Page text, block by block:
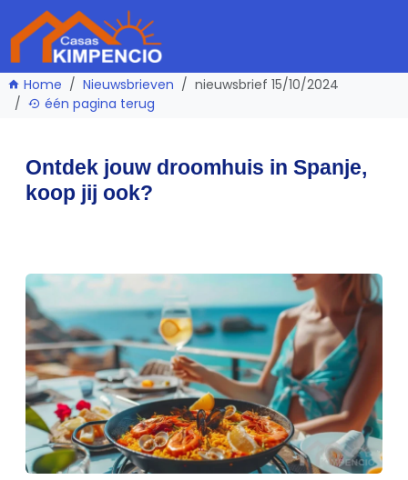
Home Nieuwsbrieven
nieuwsbrief 15/10/2024
één pagina terug
Ontdek jouw droomhuis in Spanje,
koop jij ook?